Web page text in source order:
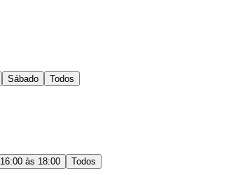
Sábado Todos
16:00 às 18:00 Todos